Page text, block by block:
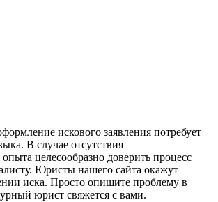
искового заявления потребует
В случае отсутствия
целесообразно доверить процесс
Юристы нашего сайта окажут
иска. Просто опишите проблему в
юрист свяжется с вами.